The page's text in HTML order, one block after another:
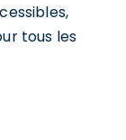
tous les